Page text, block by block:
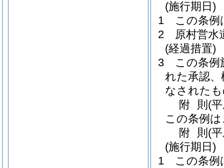
(施行期日)
1
この条例
2
原村営水
(経過措置)
3
この条例
れた承認
なされた
附 則 (
この条例
附 則 (
(施行期日)
1
この条例